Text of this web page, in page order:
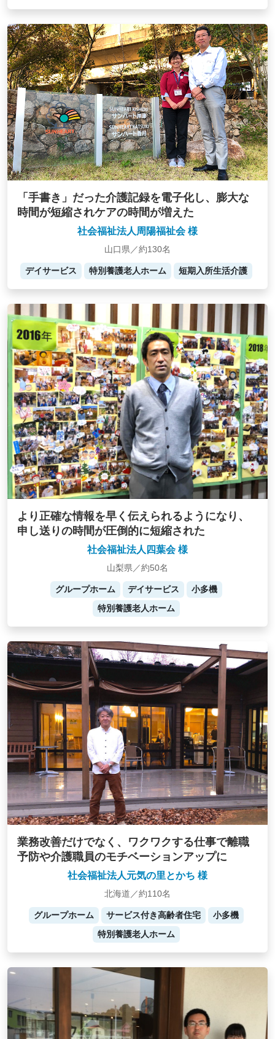
「手書き」だった介護記録を電子化し、膨大な
時間が短縮されケアの時間が増えた
社会福祉法人周陽福祉会 様
山口県／約130名
デイサービス 特別養護老人ホーム 短期入所生活介護
より正確な情報を早く伝えられるようになり、
申し送りの時間が圧倒的に短縮された
社会福祉法人四葉会 様
山梨県／約50名
グループホーム デイサービス
小多機
特別養護老人ホーム
業務改善だけでなく、ワクワクする仕事で離職
予防や介護職員のモチベーションアップに
社会福祉法人元気の里とかち 様
北海道／約110名
グループホーム サービス付き高齢者住宅
小多機
特別養護老人ホーム